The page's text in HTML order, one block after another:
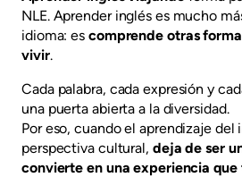
NLE. Aprender inglés es mucho
idioma: es comprende otras
vivir.
Cada palabra, cada expresión y
una puerta abierta a la diversidad.
Por eso, cuando el aprendizaje del
perspectiva cultural, deja de ser
convierte en una experiencia que